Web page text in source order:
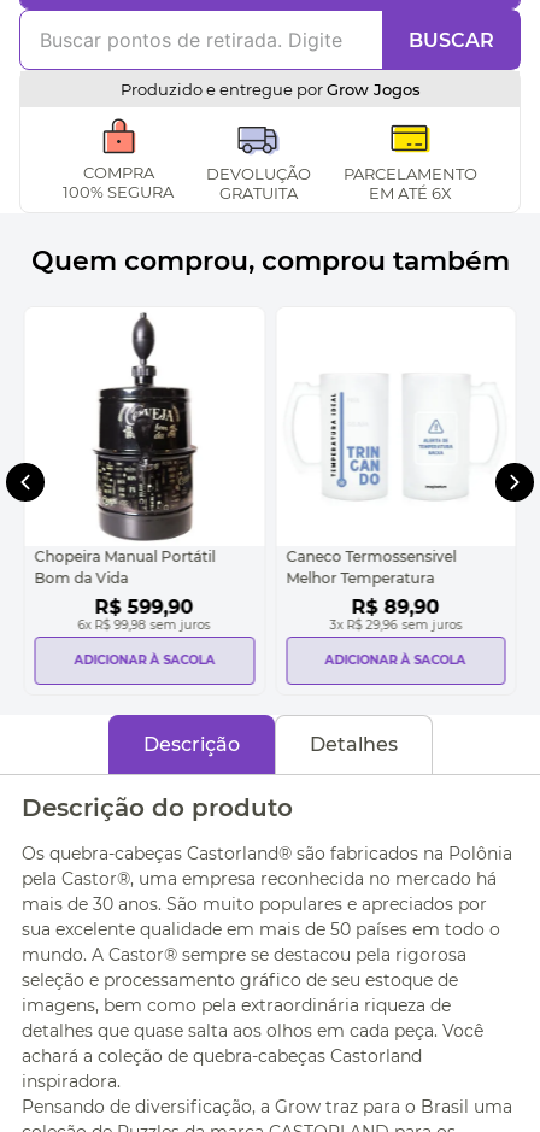
BUSCAR
Produzido e entregue por Grow Jogos
COMPRA
100% SEGURA
DEVOLUÇÃO
GRATUITA
PARCELAMENTO
EM ATÉ 6X
Quem comprou, comprou também
Chopeira Manual Portátil
Bom da Vida
R$ 599,90
6x R$ 99,98 sem juros
ADICIONAR À SACOLA
Caneco Termossensivel
Melhor Temperatura
R$ 89,90
3x R$ 29,96 sem juros
ADICIONAR À SACOLA
Descrição Detalhes
Descrição do produto
Os quebra-cabeças Castorland® são fabricados na Polônia
pela Castor®, uma empresa reconhecida no mercado há
mais de 30 anos. São muito populares e apreciados por
sua excelente qualidade em mais de 50 países em todo o
mundo. A Castor® sempre se destacou pela rigorosa
seleção e processamento gráfico de seu estoque de
imagens, bem como pela extraordinária riqueza de
detalhes que quase salta aos olhos em cada peça. Você
achará a coleção de quebra-cabeças Castorland
inspiradora.
Pensando de diversificação, a Grow traz para o Brasil uma